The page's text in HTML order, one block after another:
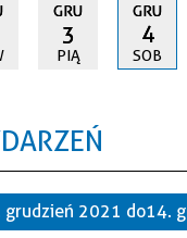
GRU
3
PIĄ
GRU
4
SOB
grudzień 2021 do 14.